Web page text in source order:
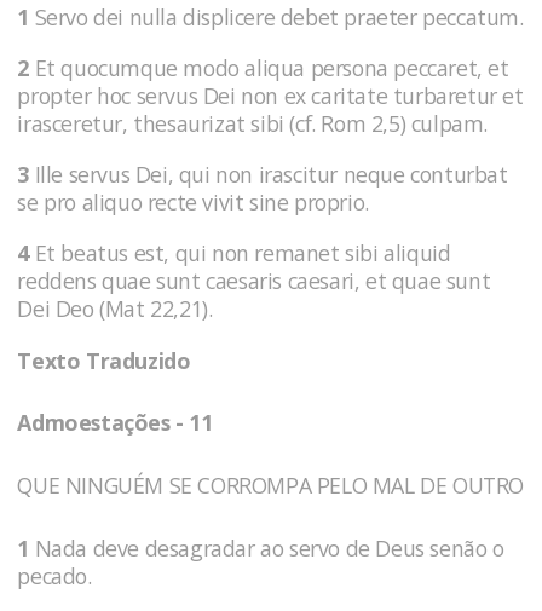
1 Servo dei nulla displicere debet praeter peccatum.
2 Et quocumque modo aliqua persona peccaret, et
propter hoc servus Dei non ex caritate turbaretur et
irasceretur, thesaurizat sibi (cf. Rom 2,5) culpam.
3 Ille servus Dei, qui non irascitur neque conturbat
se pro aliquo recte vivit sine proprio.
4Et beatus est, qui non remanet sibi aliquid
reddens quae sunt caesaris caesari, et quae sunt
Dei Deo (Mat 22,21).
Texto Traduzido
Admoestações - 11
QUE NINGUÉM SE CORROMPA PELO MAL DE OUTRO
1 Nada deve desagradar ao servo de Deus senão o
pecado.